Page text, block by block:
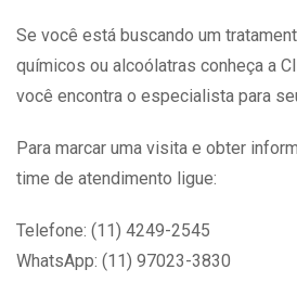
Se você está buscando um
químicos ou alcoólatras conheça a
você encontra o especialista para
Para marcar uma visita e obter
time de atendimento ligue:
Telefone: (11) 4249-2545
WhatsApp: (11) 97023-3830